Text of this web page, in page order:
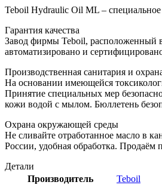
135)
Teboil Hydraulic Oil ML –
Гарантия качества
Завод фирмы Teboil, расположенный
автоматизировано и
Производственная санитария и
На основании имеющейся
Принятие специальных мер
кожи водой с мылом. Бюллетень
Охрана окружающей среды
Не сливайте отработанное масло в
России, удобная обработка.
Детали
Производитель
Teboil